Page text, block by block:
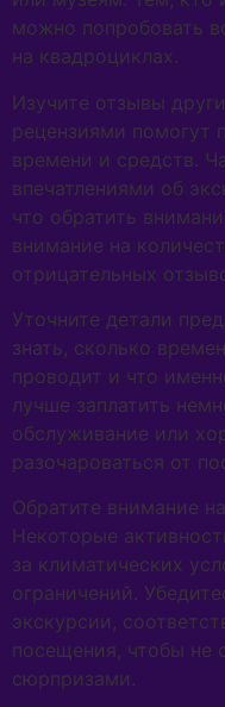
можно попробовать
на квадроциклах.
Изучите отзывы
рецензиями помогут
времени и средств.
впечатлениями об
что обратить
внимание на
отрицательных
Уточните детали
знать, сколько
проводит и что
лучше заплатить
обслуживание или
разочароваться от
Обратите внимание
Некоторые
за климатических
ограничений.
экскурсии,
посещения, чтобы не
сюрпризами.